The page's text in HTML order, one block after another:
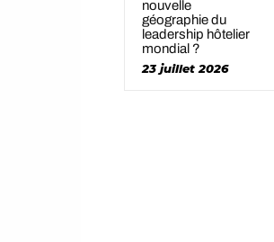
nouvelle
géographie du
leadership hôtelier
mondial ?
23 juillet 2026